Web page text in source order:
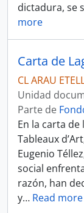
dictadura, se
more
CL ARAU
Unidad
Parte de
En la carta
Tableaux
Eugenio
social
razón, han
y… Read more